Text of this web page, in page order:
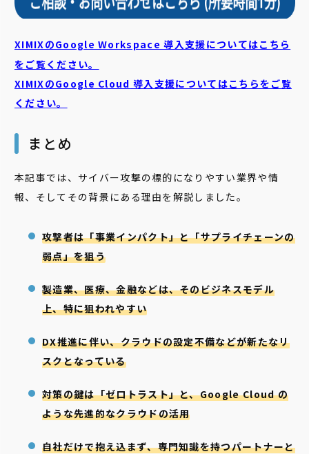
XIMIXのGoogle Workspace 導入支援についてはこちら
をご覧ください。
XIMIXのGoogle Cloud 導入支援についてはこちらをご覧
ください。
まとめ
本記事では、サイバー攻撃の標的になりやすい業界や情
報、そしてその背景にある理由を解説しました。
攻撃者は「事業インパクト」と「サプライチェーンの
弱点」を狙う
製造業、医療、金融などは、そのビジネスモデル
上、特に狙われやすい
DX推進に伴い、クラウドの設定不備などが新たなリ
スクとなっている
対策の鍵は「ゼロトラスト」と、Google Cloud の
ような先進的なクラウドの活用
自社だけで抱え込まず、専門知識を持つパートナーと